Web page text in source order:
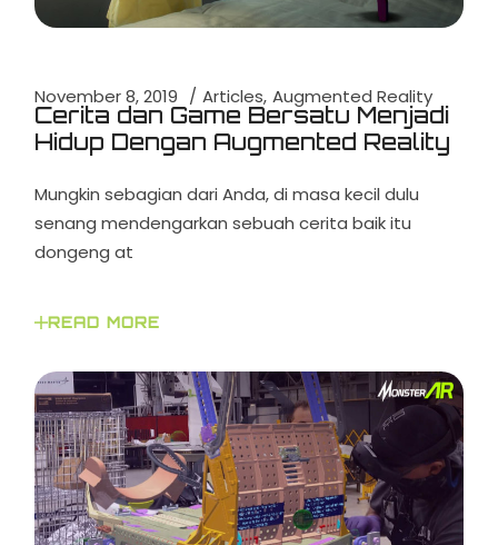
November 8, 2019 Articles Augmented Reality
Cerita dan Game Bersatu Menjadi
Hidup Dengan Augmented Reality
Mungkin sebagian dari Anda, di masa kecil dulu
senang mendengarkan sebuah cerita baik itu
dongeng at
READ MORE